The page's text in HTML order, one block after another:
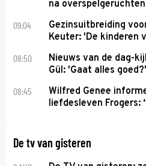
na
09:04
Gezinsuitbreiding
Keuter: 'De kinderen
08:50
Nieuws van de dag-
Gül: 'Gaat alles goed?'
08:45
Wilfred Genee
liefdesleven Frogers:
De tv van gisteren